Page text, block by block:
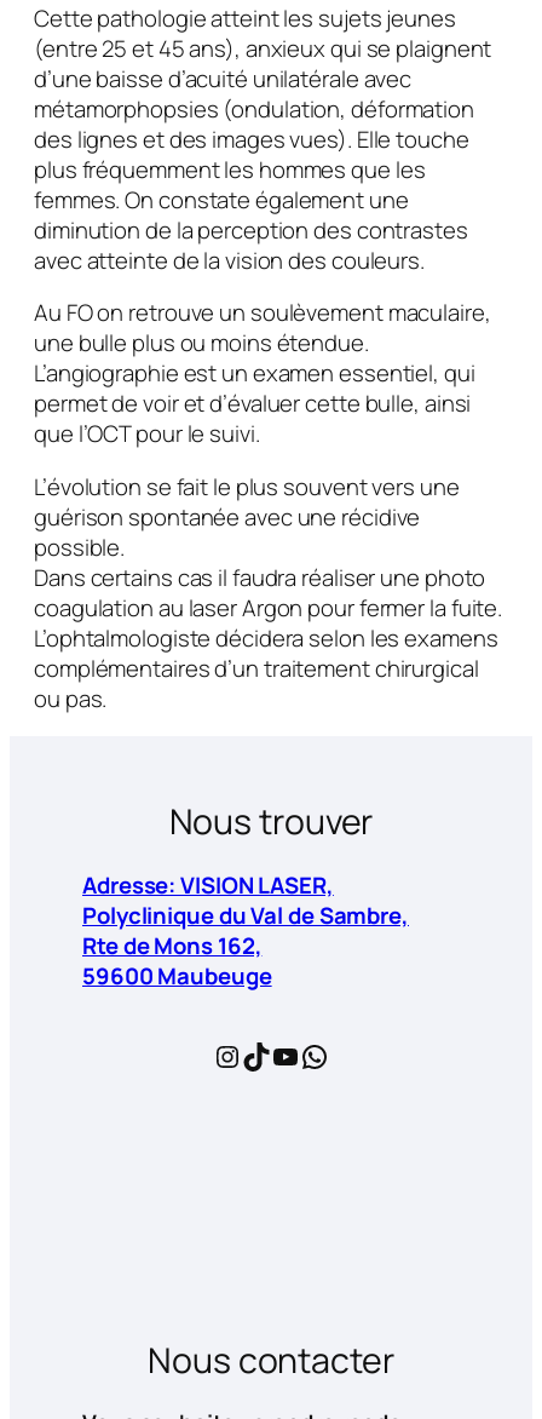
Cette pathologie atteint les sujets jeunes
(entre 25 et 45 ans), anxieux qui se plaignent
d’une baisse d’acuité unilatérale avec
métamorphopsies (ondulation, déformation
des lignes et des images vues). Elle touche
plus fréquemment les hommes que les
femmes. On constate également une
diminution de la perception des contrastes
avec atteinte de la vision des couleurs.
Au FO on retrouve un soulèvement maculaire,
une bulle plus ou moins étendue.
L’angiographie est un examen essentiel, qui
permet de voir et d’évaluer cette bulle, ainsi
que l’OCT pour le suivi.
L’évolution se fait le plus souvent vers une
guérison spontanée avec une récidive
possible.
Dans certains cas il faudra réaliser une photo
coagulation au laser Argon pour fermer la fuite.
L’ophtalmologiste décidera selon les examens
complémentaires d’un traitement chirurgical
ou pas.
Nous trouver
Adresse: VISION LASER,
Polyclinique du Val de Sambre,
Rte de Mons 162,
59600 Maubeuge
InstagramTikTok YouTube WhatsApp
Nous contacter